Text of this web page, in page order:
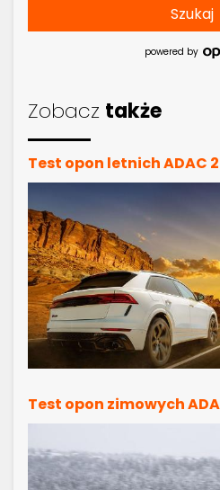
Szukaj
powered by
Zobacz także
Test opon letnich ADAC
Test opon zimowych